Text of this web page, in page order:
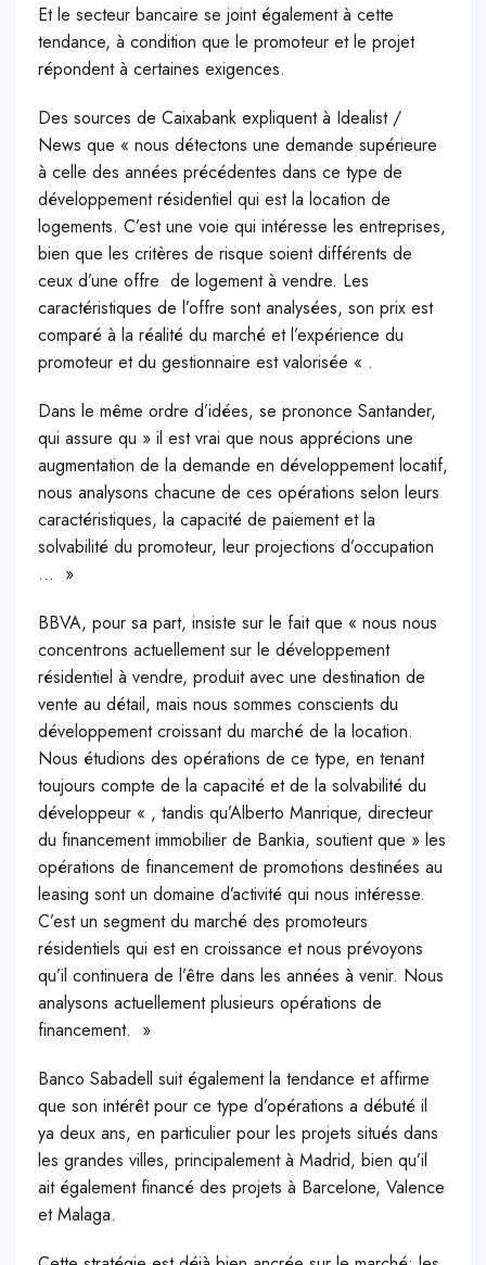
Et le secteur bancaire se joint également à cette
tendance, à condition que le promoteur et le projet
répondent à certaines exigences.
Des sources de Caixabank expliquent à Idealist /
News que « nous détectons une demande supérieure
à celle des années précédentes dans ce type de
développement résidentiel qui est la location de
logements. C’est une voie qui intéresse les entreprises,
bien que les critères de risque soient différents de
ceux d’une offre de logement à vendre. Les
caractéristiques de l’offre sont analysées, son prix est
comparé à la réalité du marché et l’expérience du
promoteur et du gestionnaire est valorisée « .
Dans le même ordre d’idées, se prononce Santander,
qui assure qu » il est vrai que nous apprécions une
augmentation de la demande en développement locatif,
nous analysons chacune de ces opérations selon leurs
caractéristiques, la capacité de paiement et la
solvabilité du promoteur, leur projections d’occupation
… »
BBVA, pour sa part, insiste sur le fait que « nous nous
concentrons actuellement sur le développement
résidentiel à vendre, produit avec une destination de
vente au détail, mais nous sommes conscients du
développement croissant du marché de la location.
Nous étudions des opérations de ce type, en tenant
toujours compte de la capacité et de la solvabilité du
développeur « , tandis qu’Alberto Manrique, directeur
du financement immobilier de Bankia, soutient que » les
opérations de financement de promotions destinées au
leasing sont un domaine d’activité qui nous intéresse.
C’est un segment du marché des promoteurs
résidentiels qui est en croissance et nous prévoyons
qu’il continuera de l’être dans les années à venir. Nous
analysons actuellement plusieurs opérations de
financement. »
Banco Sabadell suit également la tendance et affirme
que son intérêt pour ce type d’opérations a débuté il
ya deux ans, en particulier pour les projets situés dans
les grandes villes, principalement à Madrid, bien qu’il
ait également financé des projets à Barcelone, Valence
et Malaga.